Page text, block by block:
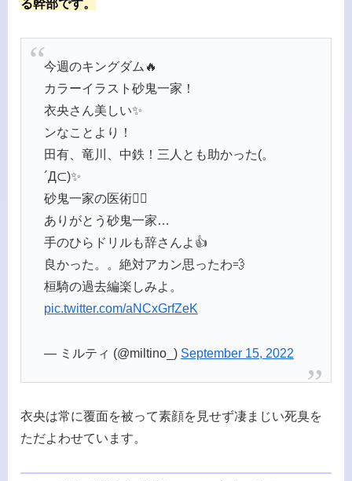
る幹部です。
今週のキングダム🔥
カラーイラスト砂鬼一家！
衣央さん美しい✨
ンなことより！
田有、竜川、中鉄！三人とも助かった(。
´Д⊂)✨
砂鬼一家の医術👨‍⚕️
ありがとう砂鬼一家…
手のひらドリルも辞さんよ👍
良かった。。絶対アカン思ったわ💨
桓騎の過去編楽しみよ。
pic.twitter.com/aNCxGrfZeK
— ミルティ (@miltino_) September 15, 2022
衣央は常に覆面を被って素顔を見せず凄まじい死臭を
ただよわせています。